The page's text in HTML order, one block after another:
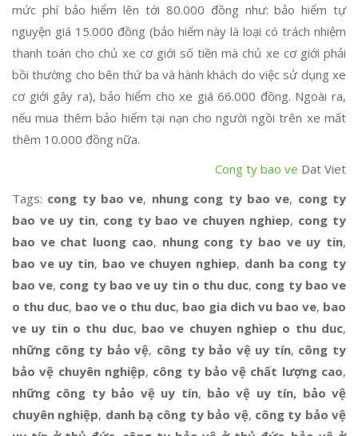
mức phí bảo hiểm lên tới 80.000 đồng như: bảo hiểm tự
nguyện giá 15.000 đồng (bảo hiểm này là loại có trách nhiệm
thanh toán cho chủ xe cơ giới số tiền mà chủ xe cơ giới phải
bồi thường cho bên thứ ba và hành khách do việc sử dụng xe
cơ giới gây ra), bảo hiểm cho xe giá 66.000 đồng. Ngoài ra,
nếu mua thêm bảo hiểm tại nạn cho người ngồi trên xe mất
thêm 10.000 đồng nữa.
Cong ty bao ve Dat Viet
Tags: cong ty bao ve, nhung cong ty bao ve, cong ty
bao ve uy tin, cong ty bao ve chuyen nghiep, cong ty
bao ve chat luong cao, nhung cong ty bao ve uy tin,
bao ve uy tin, bao ve chuyen nghiep, danh ba cong ty
bao ve, cong ty bao ve uy tin o thu duc, cong ty bao ve
o thu duc, bao ve o thu duc, bao gia dich vu bao ve, bao
ve uy tin o thu duc, bao ve chuyen nghiep o thu duc,
những công ty bảo vệ, công ty bảo vệ uy tín, công ty
bảo vệ chuyên nghiệp, công ty bảo vệ chất lượng cao,
những công ty bảo vệ uy tín, bảo vệ uy tín, bảo vệ
chuyên nghiệp, danh bạ công ty bảo vệ, công ty bảo vệ